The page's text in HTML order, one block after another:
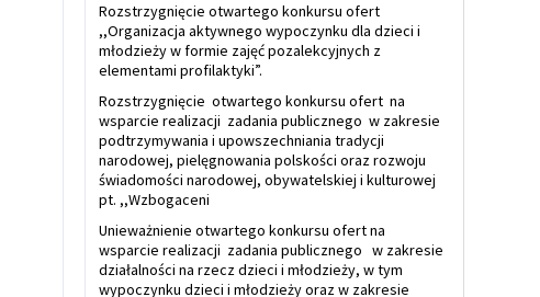
Rozstrzygnięcie otwartego konkursu ofert
,,Organizacja aktywnego wypoczynku dla dzieci i
młodzieży w formie zajęć pozalekcyjnych z
elementami profilaktyki”.
Rozstrzygnięcie otwartego konkursu ofert na
wsparcie realizacji zadania publicznego w zakresie
podtrzymywania i upowszechniania tradycji
narodowej, pielęgnowania polskości oraz rozwoju
świadomości narodowej, obywatelskiej i kulturowej
pt. ,,Wzbogaceni
Unieważnienie otwartego konkursu ofert na
wsparcie realizacji zadania publicznego w zakresie
działalności na rzecz dzieci i młodzieży, w tym
wypoczynku dzieci i młodzieży oraz w zakresie